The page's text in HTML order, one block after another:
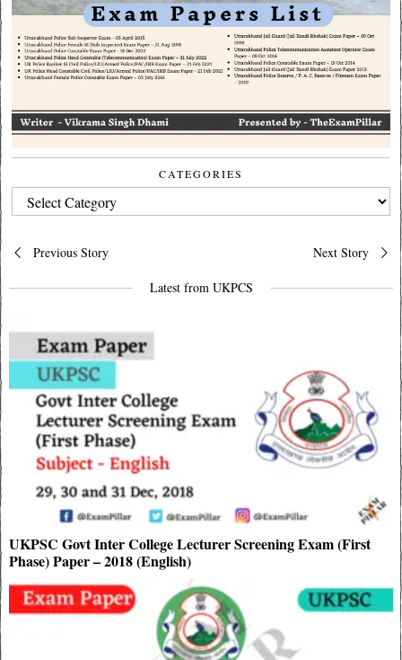
CATEGORIES
CATEGORIES
Post
navigation
Previous Story Next Story
Latest from UKPCS
UKPSC Govt Inter College Lecturer Screening Exam (First
Phase) Paper – 2018 (English)